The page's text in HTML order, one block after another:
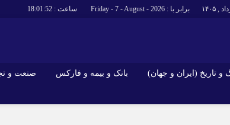
برابر با : Friday - 7 - August - 2026 ساعت : 18:01:53
و تاریخ (ایران و جهان) بانک و بیمه و فارکس صنعت و